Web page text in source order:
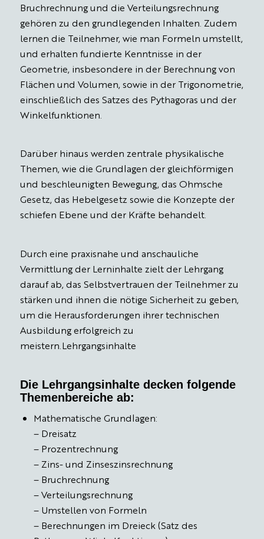
Bruchrechnung und die Verteilungsrechnung
gehören zu den grundlegenden Inhalten. Zudem
lernen die Teilnehmer, wie man Formeln umstellt,
und erhalten fundierte Kenntnisse in der
Geometrie, insbesondere in der Berechnung von
Flächen und Volumen, sowie in der Trigonometrie,
einschließlich des Satzes des Pythagoras und der
Winkelfunktionen.
Darüber hinaus werden zentrale physikalische
Themen, wie die Grundlagen der gleichförmigen
und beschleunigten Bewegung, das Ohmsche
Gesetz, das Hebelgesetz sowie die Konzepte der
schiefen Ebene und der Kräfte behandelt.
Durch eine praxisnahe und anschauliche
Vermittlung der Lerninhalte zielt der Lehrgang
darauf ab, das Selbstvertrauen der Teilnehmer zu
stärken und ihnen die nötige Sicherheit zu geben,
um die Herausforderungen ihrer technischen
Ausbildung erfolgreich zu
meistern.Lehrgangsinhalte
Die Lehrgangsinhalte decken folgende
Themenbereiche ab:
Mathematische Grundlagen:
– Dreisatz
– Prozentrechnung
– Zins- und Zinseszinsrechnung
– Bruchrechnung
– Verteilungsrechnung
– Umstellen von Formeln
– Berechnungen im Dreieck (Satz des